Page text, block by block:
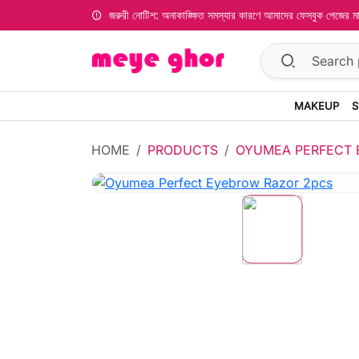
জরুরী নোটিশ: অনাকাঙ্ক্ষিত সমস্যার কারণে আমাদের ফেসবুক
MAKEUP
HOME PRODUCTS OYUMEA PERFECT